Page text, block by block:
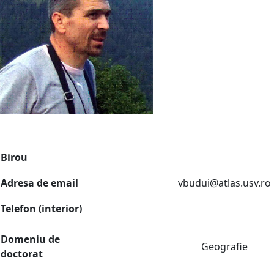
Birou
Adresa de email
vbudui@atlas.usv.ro
Telefon (interior)
Domeniu de
doctorat
Geografie